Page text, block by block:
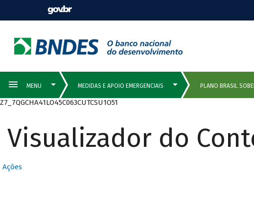
Z7_7QGCHA41LO45C063CUTCSU1O51
Visualizador do
Ações